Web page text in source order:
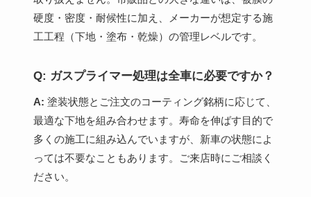
硬度・密度・耐候性に加え、メーカーが想定する施
工工程（下地・塗布・乾燥）の管理レベルです。
Q: ガスプライマー処理は全車に必要ですか？
A: 塗装状態とご注文のコーティング銘柄に応じて、
最適な下地を組み合わせます。寿命を伸ばす目的で
多くの施工に組み込んでいますが、新車の状態によ
っては不要なこともあります。ご来店時にご相談く
ださい。